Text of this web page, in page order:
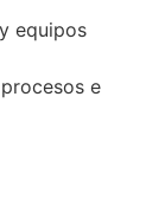
equipos
e